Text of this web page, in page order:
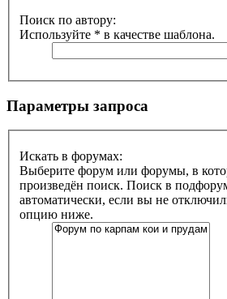
Поиск по автору:
Используйте * в качестве шаблона.
Параметры запроса
Искать в форумах:
Выберите форум или форумы, в
произведён поиск. Поиск в
автоматически, если вы не
опцию ниже.